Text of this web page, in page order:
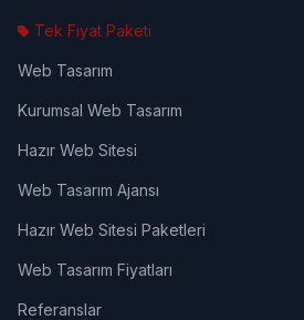
Tek Fiyat Paketi
Web Tasarım
Kurumsal Web Tasarım
Hazır Web Sitesi
Web Tasarım Ajansı
Hazır Web Sitesi Paketleri
Web Tasarım Fiyatları
Referanslar